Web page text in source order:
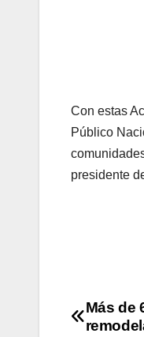
Con estas
Público
presidente
Más de